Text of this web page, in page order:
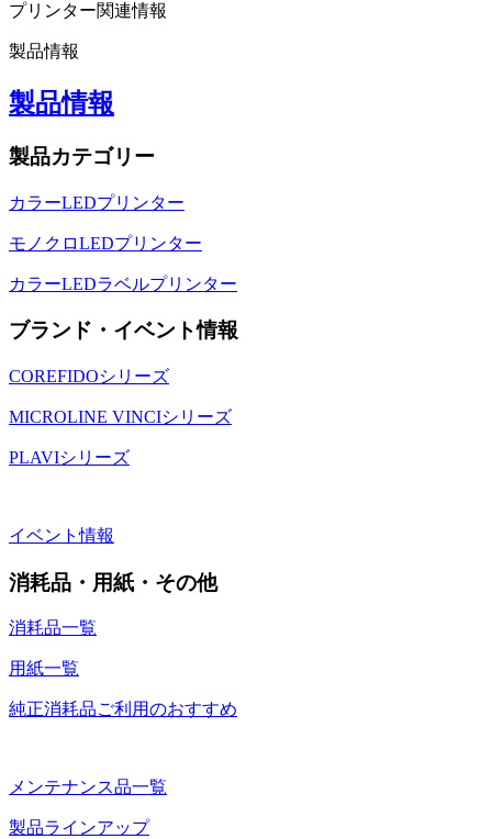
プリンター関連情報
製品情報
製品情報
製品カテゴリー
カラーLEDプリンター
モノクロLEDプリンター
カラーLEDラベルプリンター
ブランド・イベント情報
COREFIDOシリーズ
MICROLINE VINCIシリーズ
PLAVIシリーズ
イベント情報
消耗品・用紙・その他
消耗品一覧
用紙一覧
純正消耗品ご利用のおすすめ
メンテナンス品一覧
製品ラインアップ